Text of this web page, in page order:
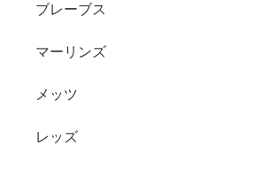
ブレーブス
マーリンズ
メッツ
レッズ